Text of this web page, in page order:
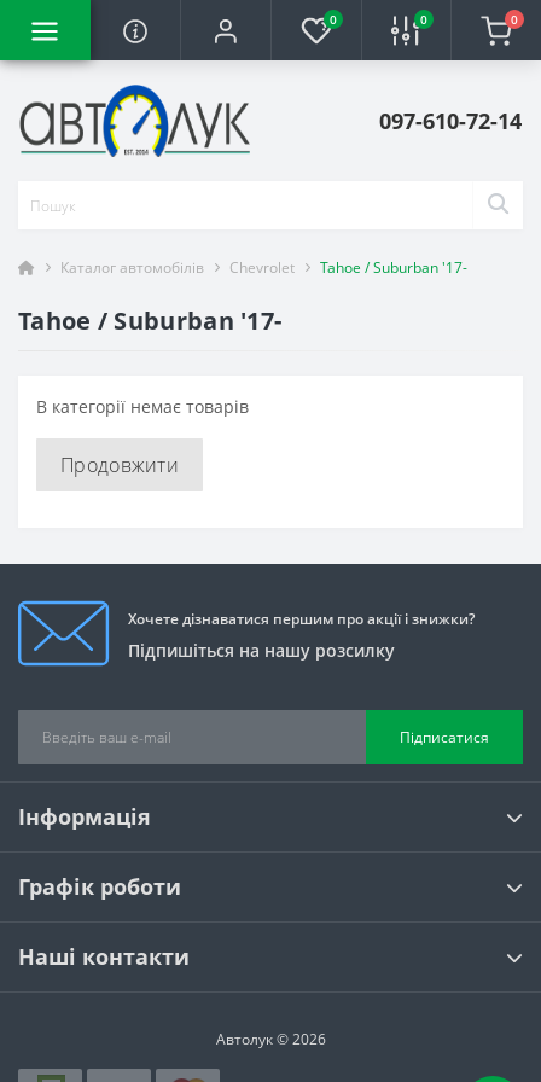
0 0 0
097-610-72-14
Каталог автомобілів Chevrolet Tahoe / Suburban '17-
Tahoe / Suburban '17-
В категорії немає товарів
Продовжити
Хочете дізнаватися першим про акції і знижки?
Підпишіться на нашу розсилку
Підписатися
Інформація
Графік роботи
Наші контакти
Автолук © 2026